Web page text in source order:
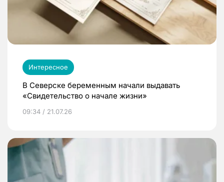
Интересное
В Северске беременным начали выдавать
«Свидетельство о начале жизни»
09:34 / 21.07.26